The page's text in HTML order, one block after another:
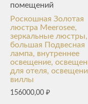
помещений
Роскошная Золотая
люстра Meerosee,
зеркальные люстры,
большая Подвесная
лампа, внутреннее
освещение,
для отеля,
виллы
156000,00 ₽